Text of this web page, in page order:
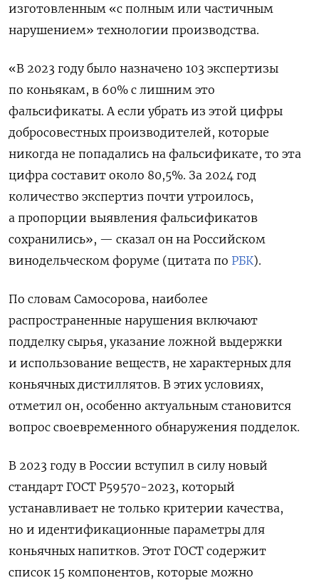
изготовленным «с полным или частичным
нарушением» технологии производства.
«В 2023 году было назначено 103 экспертизы
по коньякам, в 60% с лишним это
фальсификаты. А если убрать из этой цифры
добросовестных производителей, которые
никогда не попадались на фальсификате, то эта
цифра составит около 80,5%. За 2024 год
количество экспертиз почти утроилось,
а пропорции выявления фальсификатов
сохранились», — сказал он на Российском
винодельческом форуме (цитата по РБК).
По словам Самосорова, наиболее
распространенные нарушения включают
подделку сырья, указание ложной выдержки
и использование веществ, не характерных для
коньячных дистиллятов. В этих условиях,
отметил он, особенно актуальным становится
вопрос своевременного обнаружения подделок.
В 2023 году в России вступил в силу новый
стандарт ГОСТ Р59570-2023, который
устанавливает не только критерии качества,
но и идентификационные параметры для
коньячных напитков. Этот ГОСТ содержит
список 15 компонентов, которые можно